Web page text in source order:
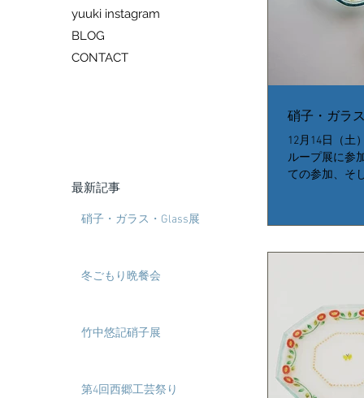
硝子・ガラ
12月14日（土
ループ展に参
ての参加、そ
のですが、小
硝子・ガラス・Glass展
冬ごもり晩餐会
竹中悠記硝子展
第4回西郷工芸祭り
最新記事
yuuki instagram
BLOG
CONTACT